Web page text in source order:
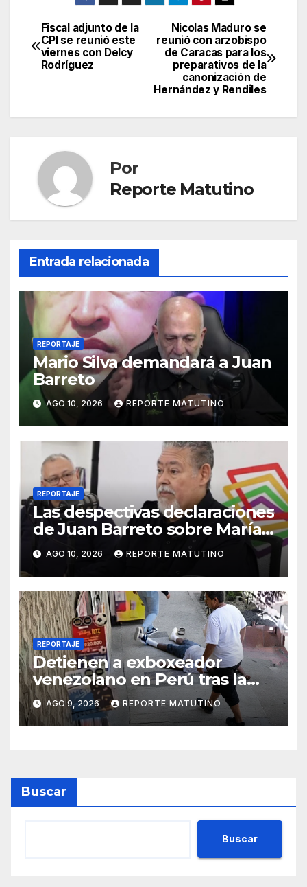
Navegación
de
Nicolas Maduro se
reunió con arzobispo
de Caracas para los
preparativos de la
canonización de
Hernández y Rendiles
Fiscal adjunto de la
CPI se reunió este
viernes con Delcy
Rodríguez
Por
Reporte Matutino
Entrada relacionada
REPORTAJE
Mario Silva demandará a Juan
Barreto
AGO 10, 2026 REPORTE MATUTINO
REPORTAJE
Las despectivas declaraciones
de Juan Barreto sobre María
Corina
AGO 10, 2026 REPORTE MATUTINO
REPORTAJE
Detienen a exboxeador
venezolano en Perú tras la
muerte de mototaxista
durante una riña
AGO 9, 2026 REPORTE MATUTINO
Buscar
Buscar